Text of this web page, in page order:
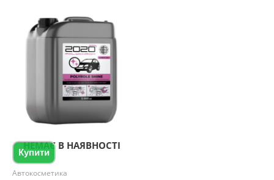
НЕМАЄ В НАЯВНОСТІ
Купити
Автокосметика